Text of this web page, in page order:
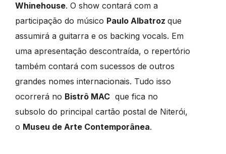
Whinehouse. O show contará com a
participação do músico Paulo Albatroz que
assumirá a guitarra e os backing vocals. Em
uma apresentação descontraída, o repertório
também contará com sucessos de outros
grandes nomes internacionais. Tudo isso
ocorrerá no Bistrô MACque fica no
subsolo do principal cartão postal de Niterói,
o Museu de Arte Contemporânea.